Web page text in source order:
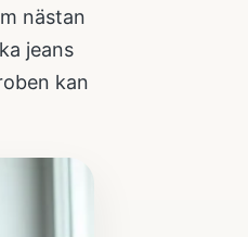
nästan
jeans
kan